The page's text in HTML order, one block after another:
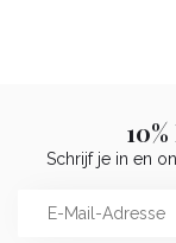
Schrijf je in en